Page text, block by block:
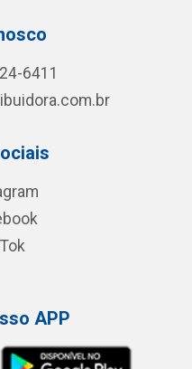
6411
APP